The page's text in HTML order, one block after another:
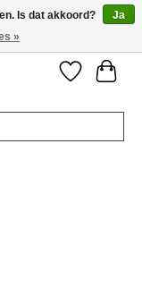
Is dat akkoord?
Ja
»